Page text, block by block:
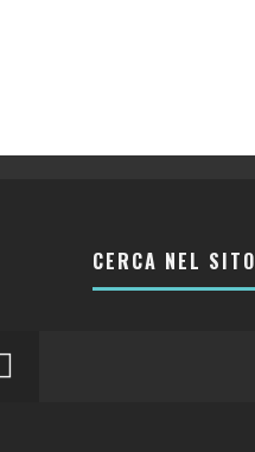
CERCA NEL SITO